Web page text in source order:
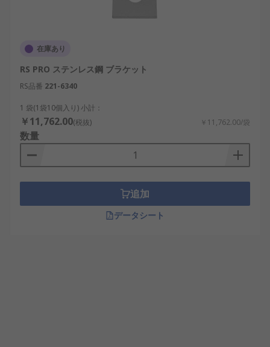
在庫あり
RS PRO ステンレス鋼 ブラケット
RS品番 221-6340
1 袋(1袋10個入り) 小計：
￥11,762.00(税抜) ￥11,762.00/袋
数量
追加
データシート